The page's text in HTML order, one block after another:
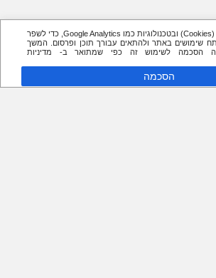
אנו משתמשים בעוגיות (Cookies) ובטכנולוגיות כמו Google Analytics, כדי לשפר
שימושים באתר ולהתאים עבורך תוכן ופרסום. המשך
הסכמה לשימוש זה כפי שמתואר ב- מדיניות
הסכמה